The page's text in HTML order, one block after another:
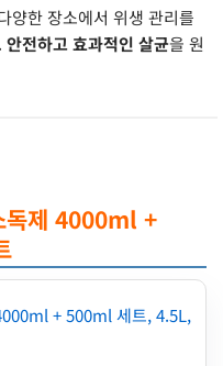
양한 장소에서 위생 관리를
안전하고 효과적인 살균을 원
독제 4000ml +